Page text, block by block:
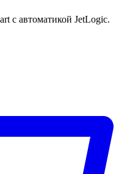
с автоматикой JetLogic.